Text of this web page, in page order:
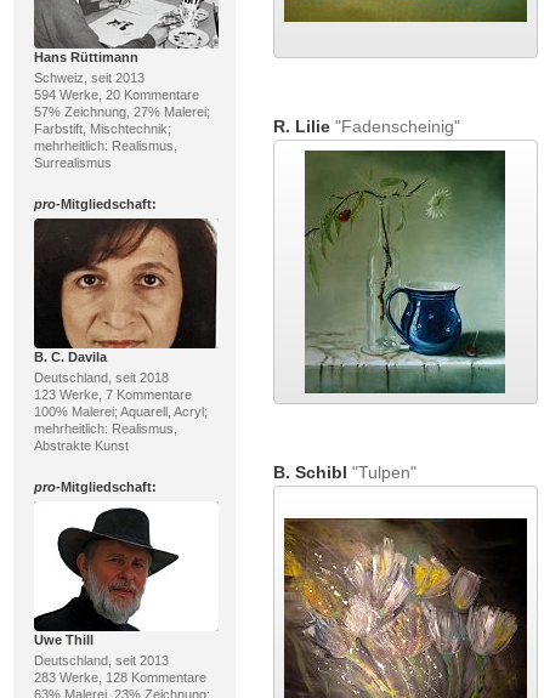
Hans Rüttimann
Schweiz, seit 2013
594 Werke, 20 Kommentare
57% Zeichnung, 27% Malerei;
Farbstift, Mischtechnik;
mehrheitlich: Realismus,
Surrealismus
pro-Mitgliedschaft:
B. C. Davila
Deutschland, seit 2018
123 Werke, 7 Kommentare
100% Malerei; Aquarell, Acryl;
mehrheitlich: Realismus,
Abstrakte Kunst
pro-Mitgliedschaft:
Uwe Thill
Deutschland, seit 2013
283 Werke, 128 Kommentare
63% Malerei, 23% Zeichnung;
R. Lilie"Fadenscheinig"
B. Schibl "Tulpen"